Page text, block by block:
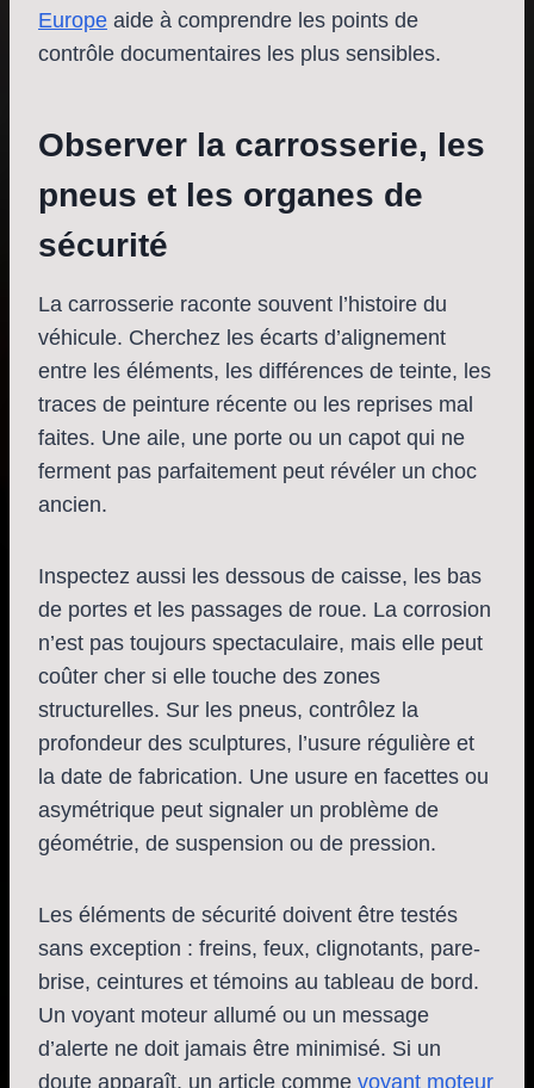
Europe aide à comprendre les points de
contrôle documentaires les plus sensibles.
Observer la carrosserie, les
pneus et les organes de
sécurité
La carrosserie raconte souvent l’histoire du
véhicule. Cherchez les écarts d’alignement
entre les éléments, les différences de teinte, les
traces de peinture récente ou les reprises mal
faites. Une aile, une porte ou un capot qui ne
ferment pas parfaitement peut révéler un choc
ancien.
Inspectez aussi les dessous de caisse, les bas
de portes et les passages de roue. La corrosion
n’est pas toujours spectaculaire, mais elle peut
coûter cher si elle touche des zones
structurelles. Sur les pneus, contrôlez la
profondeur des sculptures, l’usure régulière et
la date de fabrication. Une usure en facettes ou
asymétrique peut signaler un problème de
géométrie, de suspension ou de pression.
Les éléments de sécurité doivent être testés
sans exception : freins, feux, clignotants, pare-
brise, ceintures et témoins au tableau de bord.
Un voyant moteur allumé ou un message
d’alerte ne doit jamais être minimisé. Si un
doute apparaît, un article comme voyant moteur